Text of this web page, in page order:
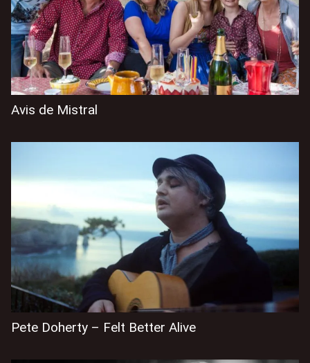
Avis de Mistral
Pete Doherty – Felt Better Alive